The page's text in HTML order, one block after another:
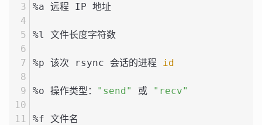
%a 远程 IP 地址
%l 文件长度字符数
%p 该次 rsync 会话的进程 id
%o 操作类型： "send" 或 "recv"
%f 文件名